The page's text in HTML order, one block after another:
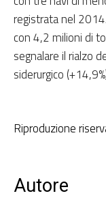
registrata nel
con 4,2 milioni di
segnalare il rialzo
siderurgico
Riproduzione
Autore